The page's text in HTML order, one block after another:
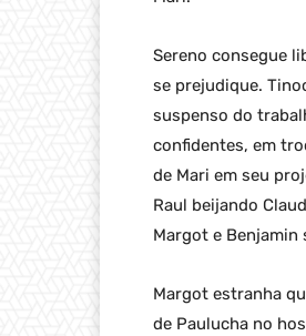
Sereno consegue
se prejudique.
suspenso do
confidentes, em
de Mari em seu
Raul beijando
Margot e Benjamin
Margot estranha
de Paulucha no